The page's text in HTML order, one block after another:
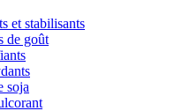
et stabilisants
de goût
soja